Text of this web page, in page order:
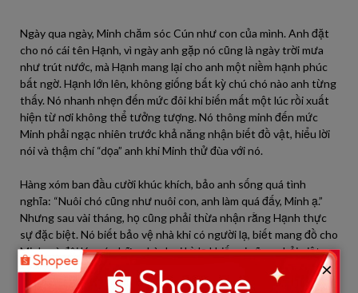
Ngày qua ngày, Minh chăm sóc Cún như con của mình. Anh đặt
cho nó cái tên Hạnh, vì ngày anh gặp nó cũng là ngày trời mưa
như trút nước, mà Hạnh mang lại cho anh một niềm hạnh phúc
bất ngờ. Hạnh lớn lên, không giống bất kỳ chú chó nào anh từng
thấy. Nó nhanh nhẹn đến mức đôi khi biến mất một lúc rồi xuất
hiện từ nơi không thể tưởng tượng. Nó thông minh đến mức
Minh phải ngạc nhiên trước khả năng nhận biết đồ vật, hiểu lời
nói và thậm chí “dọa” anh khi Minh thử đùa với nó.
Hàng xóm ban đầu cười khúc khích, bảo anh sống quá tình
nghĩa: “Nuôi chó cũng như nuôi con, anh làm quá đấy, Minh ạ.”
Nhưng sau vài tháng, họ cũng phải thừa nhận rằng Hạnh thực
sự đặc biệt. Nó biết bảo vệ nhà khi có người lạ, biết mang đồ cho
Minh, và đôi lúc có những hành vi kỳ lạ khiến ai cũng phải giật
mình.
×